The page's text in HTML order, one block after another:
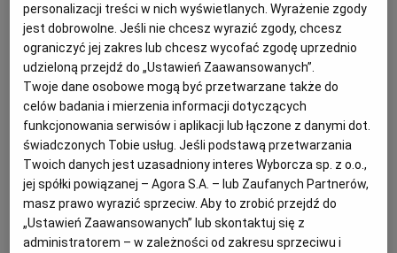
Szukają Państwo sprawdzonych informacji o ogłoszeniach
dotyczących sprzedaży nieruchomości w Poznaniu?
Zapraszamy do zapoznania się z aktualną ofertą
dostępną w naszym serwisie. To zawsze aktualna baza
ogłoszeń, w której znajdą Państwo informacje o
atrakcyjnych ofertach sprzedaży nieruchomości w
Poznaniu.
Rozwiń dalej...
personalizacji treści w nich wyświetlanych. Wyrażenie zgody
jest dobrowolne. Jeśli nie chcesz wyrazić zgody, chcesz
ograniczyć jej zakres lub chcesz wycofać zgodę uprzednio
udzieloną przejdź do „Ustawień Zaawansowanych”.
Twoje dane osobowe mogą być przetwarzane także do
celów badania i mierzenia informacji dotyczących
funkcjonowania serwisów i aplikacji lub łączone z danymi dot.
świadczonych Tobie usług. Jeśli podstawą przetwarzania
Twoich danych jest uzasadniony interes Wyborcza sp. z o.o.,
jej spółki powiązanej – Agora S.A. – lub Zaufanych Partnerów,
masz prawo wyrazić sprzeciw. Aby to zrobić przejdź do
„Ustawień Zaawansowanych” lub skontaktuj się z
administratorem – w zależności od zakresu sprzeciwu i